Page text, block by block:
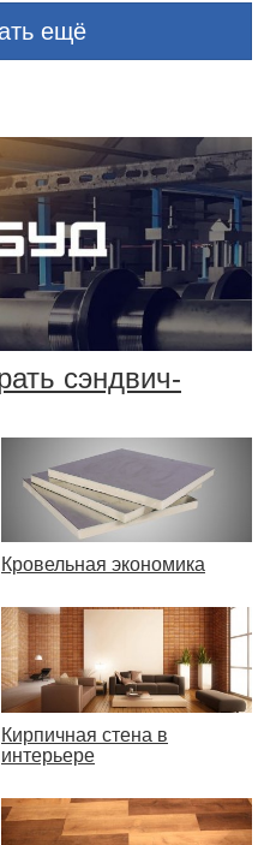
ещё
сэндвич-
Кровельная экономика
Кирпичная стена в
интерьере